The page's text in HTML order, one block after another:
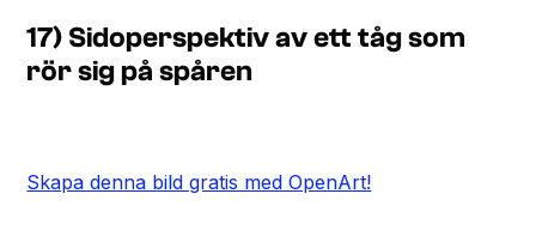
17) Sidoperspektiv av ett tåg som
rör sig på spåren
Skapa denna bild gratis med OpenArt!